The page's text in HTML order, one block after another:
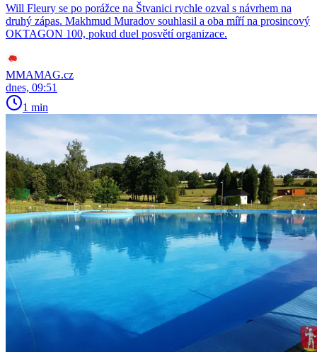
Will Fleury se po porážce na Štvanici rychle ozval s návrhem na
druhý zápas. Makhmud Muradov souhlasil a oba míří na prosincový
OKTAGON 100, pokud duel posvětí organizace.
MMAMAG.cz
dnes, 09:51
1 min